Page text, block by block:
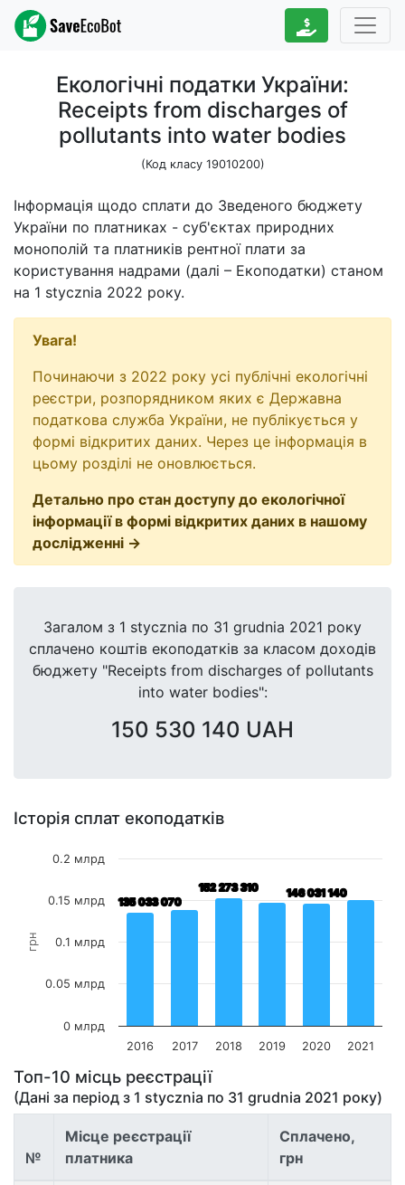
Екологічні податки України:
Receipts from discharges of
pollutants into water bodies
(Код класу 19010200)
Інформація щодо сплати до Зведеного бюджету
України по платниках - суб'єктах природних
монополій та платників рентної плати за
користування надрами (далі – Екоподатки) станом
на 1 stycznia 2022 року.
Увага!
Починаючи з 2022 року усі публічні екологічні
реєстри, розпорядником яких є Державна
податкова служба України, не публікується у
формі відкритих даних. Через це інформація в
цьому розділі не оновлюється.
Детально про стан доступу до екологічної
інформації в формі відкритих даних в нашому
дослідженні →
Загалом з 1 stycznia по 31 grudnia 2021 року
сплачено коштів екоподатків за класом доходів
бюджету "Receipts from discharges of pollutants
into water bodies":
150 530 140 UAH
Історія сплат екоподатків
грн
135 033 070
135 033 070
152 273 310
152 273 310 146 031 140
146 031 140
2016 2017 2018 2019 2020 2021
0 млрд
0.05 млрд
0.1 млрд
0.15 млрд
0.2 млрд
Топ-10 місць реєстрації
(Дані за період з 1 stycznia по 31 grudnia 2021 року)
№
Місце реєстрації
платника
Сплачено,
грн